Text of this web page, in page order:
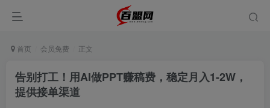
首页 会员免费 正文
告别打工！用AI做PPT赚稿费，稳定月入1-2W，
提供接单渠道